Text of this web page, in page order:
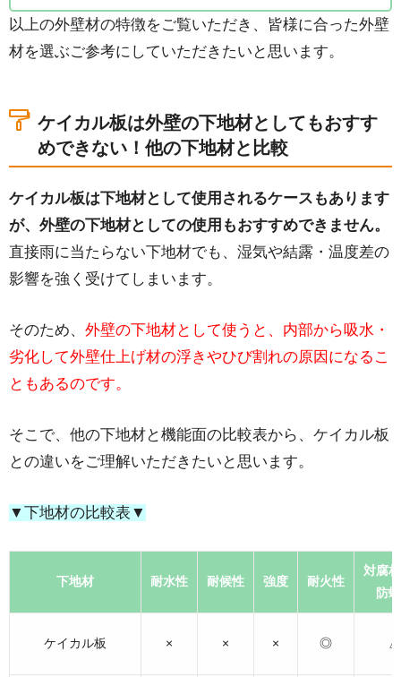
以上の外壁材の特徴をご覧いただき、皆様に合った外壁
材を選ぶご参考にしていただきたいと思います。
ケイカル板は外壁の下地材としてもおすす
めできない！他の下地材と比較
ケイカル板は下地材として使用されるケースもあります
が、外壁の下地材としての使用もおすすめできません。
直接雨に当たらない下地材でも、湿気や結露・温度差の
影響を強く受けてしまいます。
そのため、 外壁の下地材として使うと、内部から吸水・
劣化して外壁仕上げ材の浮きやひび割れの原因になるこ
ともあるのです。
そこで、他の下地材と機能面の比較表から、ケイカル板
との違いをご理解いただきたいと思います。
▼下地材の比較表▼
下地材 耐水性 耐候性 強度 耐火性
対腐
防
ケイカル板 × × × ◎ △